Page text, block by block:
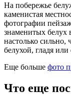
На побережье
каменистая
фотографии
знаменитых белух
настолько сильно,
белухой, гладя
Еще больше фото
Что еще